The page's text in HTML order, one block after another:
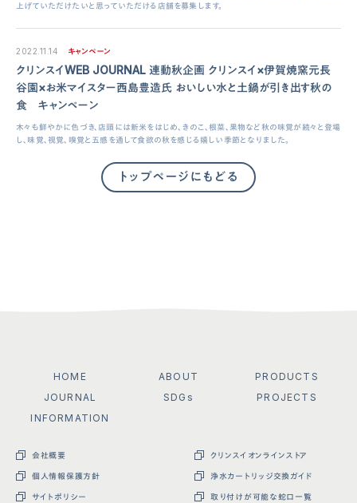
上げていただけたいと思っていただける店舗を募集します。
2022.11.14 キャンペーン
クリンスイWEB JOURNAL 連動秋企画 クリンスイ×伊賀焼窯元長
谷園×お米マイスター西島豊造氏 おいしい水と土鍋が引き出す秋の
食 キャンペーン
木々も鮮やかに色づき、店頭には新米をはじめ、きのこ、根菜、果物など秋の味覚が続々と登場
し、味覚、視覚、嗅覚と五感を通して食欲の秋を感じる嬉しい季節となりました。
トップページにもどる
HOME ABOUT
PRODUCTS
JOURNAL
SDGs
PROJECTS
INFORMATION
会社概要
個人情報保護方針
サイトポリシー
クリンスイオンラインストア
浄水カートリッジ交換ガイド
取り付けが可能な蛇口一覧